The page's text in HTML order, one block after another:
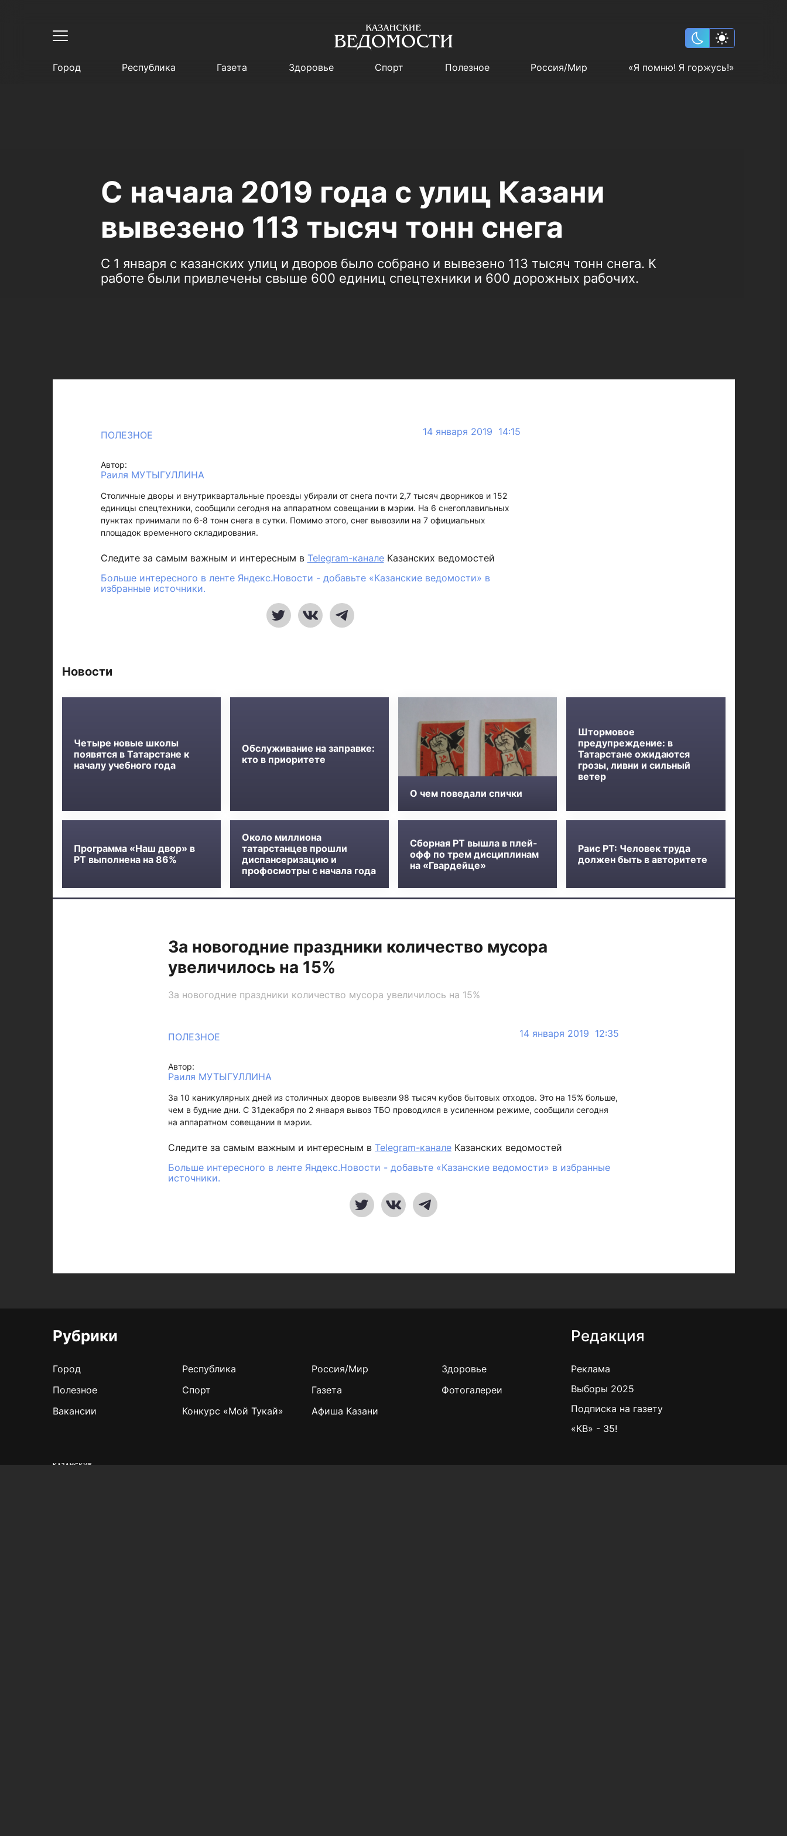
Город Республика Газета Здоровье Спорт Полезное Россия/Мир «Я помню! Я горжусь!»
С начала 2019 года с улиц Казани
вывезено 113 тысяч тонн снега
С 1 января с казанских улиц и дворов было собрано и вывезено 113 тысяч тонн снега. К
работе были привлечены свыше 600 единиц спецтехники и 600 дорожных рабочих.
ПОЛЕЗНОЕ 14 января 2019 14:15
Автор:
Раиля МУТЫГУЛЛИНА
Столичные дворы и внутриквартальные проезды убирали от снега почти 2,7 тысяч дворников и 152
единицы спецтехники, сообщили сегодня на аппаратном совещании в мэрии. На 6 снегоплавильных
пунктах принимали по 6-8 тонн снега в сутки. Помимо этого, снег вывозили на 7 официальных
площадок временного складирования.
Следите за самым важным и интересным в Telegram-каналеКазанских ведомостей
Больше интересного в ленте Яндекс.Новости - добавьте «Казанские ведомости» в
избранные источники.
Новости
Четыре новые школы
появятся в Татарстане к
началу учебного года
Обслуживание на заправке:
кто в приоритете
О чем поведали спички
Штормовое
предупреждение: в
Татарстане ожидаются
грозы, ливни и сильный
ветер
Программа «Наш двор» в
РТ выполнена на 86%
Около миллиона
татарстанцев прошли
диспансеризацию и
профосмотры с начала года
Сборная РТ вышла в плей-
офф по трем дисциплинам
на «Гвардейце»
Раис РТ: Человек труда
должен быть в авторитете
За новогодние праздники количество мусора
увеличилось на 15%
За новогодние праздники количество мусора увеличилось на 15%
ПОЛЕЗНОЕ 14 января 2019 12:35
Автор:
Раиля МУТЫГУЛЛИНА
За 10 каникулярных дней из столичных дворов вывезли 98 тысяч кубов бытовых отходов. Это на 15% больше,
чем в будние дни. С 31декабря по 2 января вывоз ТБО проводился в усиленном режиме, сообщили сегодня
на аппаратном совещании в мэрии.
Следите за самым важным и интересным в Telegram-канале Казанских ведомостей
Больше интересного в ленте Яндекс.Новости - добавьте «Казанские ведомости» в избранные
источники.
Рубрики
Город Республика Россия/Мир
Здоровье
Полезное
Спорт Газета
Фотогалереи
Вакансии
Конкурс «Мой Тукай» Афиша Казани
Редакция
Реклама
Выборы 2025
Подписка на газету
«КВ» - 35!